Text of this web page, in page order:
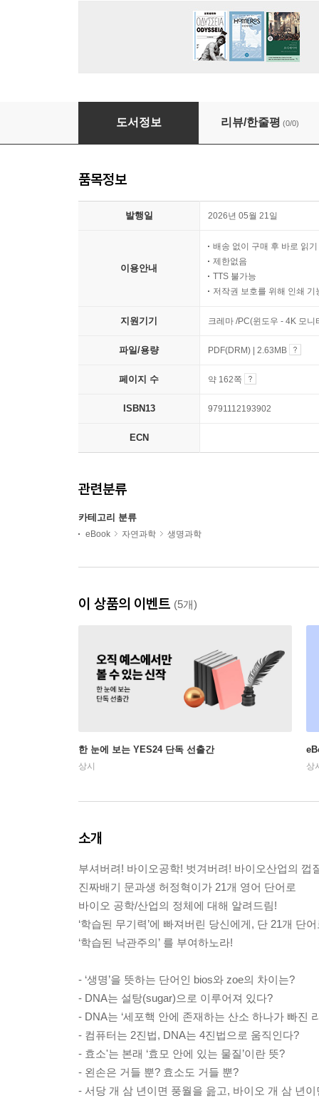
21개 영어 단어로 쉽게 알아보는 바이오공학
도서정보 리뷰/한줄평 (0/0)
품목정보
발행일 2026년 05월 21일
이용안내
배송 없이 구매 후 바로 읽기
제한없음
TTS 불가능
저작권 보호를 위해 인쇄 기
지원기기 크레마 /PC(윈도우 - 4K 모
파일/용량 PDF(DRM) | 2.63MB
페이지 수 약 162쪽
ISBN13 9791112193902
ECN
관련분류
카테고리 분류
eBook 자연과학 생명과학
이 상품의 이벤트 (5개)
한 눈에 보는 YES24 단독 선출간
상시 상
소개
부셔버려! 바이오공학! 벗겨버려! 바이오산업의 껍
진짜배기 문과생 허정혁이가 21개 영어 단어로
바이오 공학/산업의 정체에 대해 알려드림!
‘학습된 무기력’에 빠져버린 당신에게, 단 21개 단
‘학습된 낙관주의’ 를 부여하노라!
- ‘생명’을 뜻하는 단어인 bios와 zoe의 차이는?
- DNA는 설탕(sugar)으로 이루어져 있다?
- DNA는 ‘세포핵 안에 존재하는 산소 하나가 빠진
- 컴퓨터는 2진법, DNA는 4진법으로 움직인다?
- 효소'는 본래 ‘효모 안에 있는 물질’이란 뜻?
- 왼손은 거들 뿐? 효소도 거들 뿐?
- 서당 개 삼 년이면 풍월을 읊고, 바이오 개 삼 년